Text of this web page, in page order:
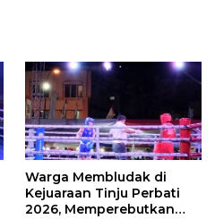
Warga Membludak di
Kejuaraan Tinju Perbati
2026, Memperebutkan